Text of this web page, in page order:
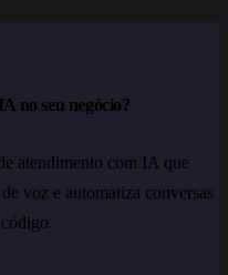
no seu negócio?
atendimento com IA que
voz e automatiza conversas